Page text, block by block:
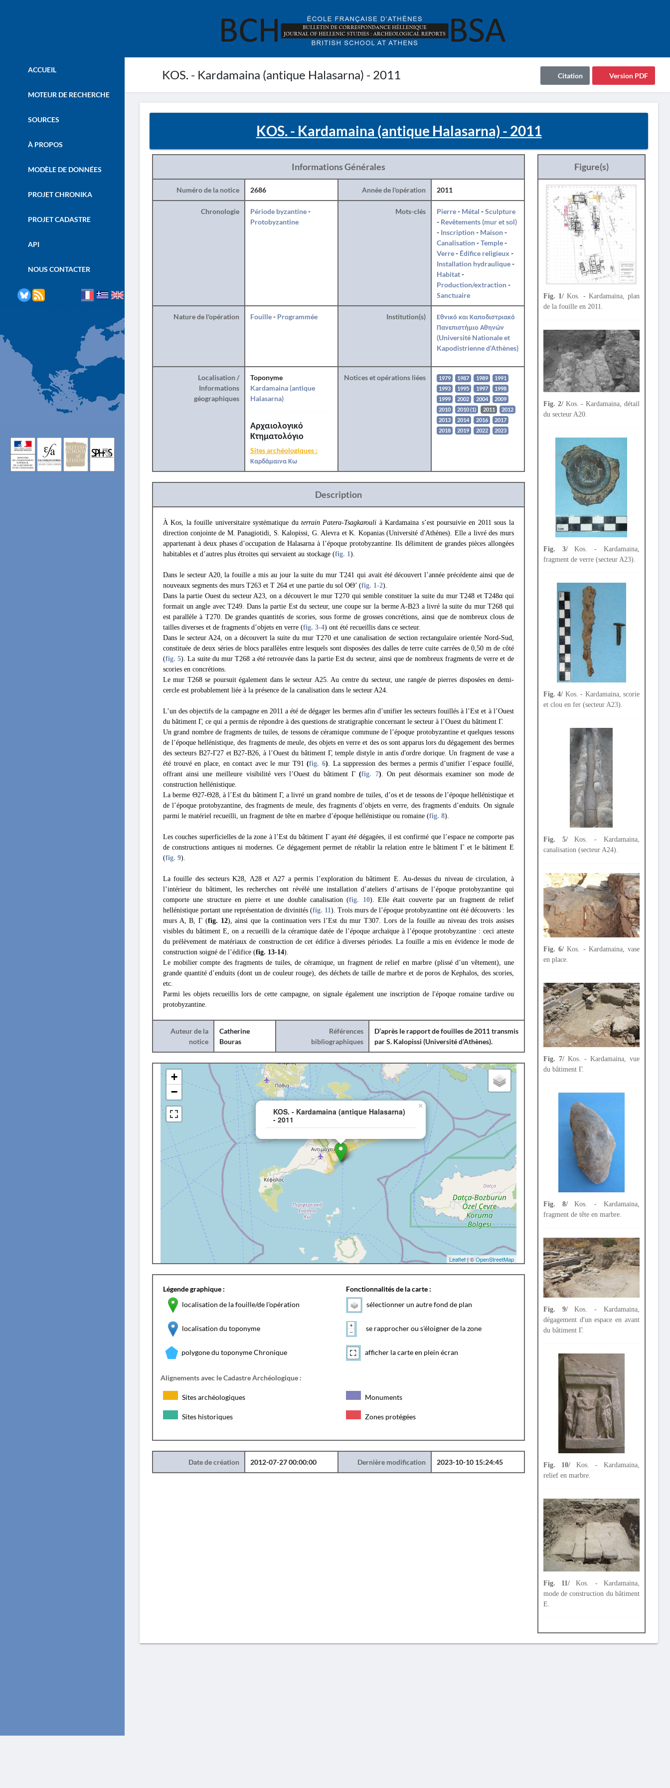
KOS. - Kardamaina (antique Halasarna) - 2011 Version PDF
Citation
ACCUEIL
MOTEUR DE RECHERCHE
SOURCES
À PROPOS
MODÈLE DE DONNÉES
PROJET CHRONIKA
PROJET CADASTRE
API
NOUS CONTACTER
KOS. - Kardamaina (antique Halasarna) - 2011
Informations Générales
Numéro de la notice 2686 Année de l'opération 2011
Chronologie Période byzantine-
Protobyzantine
Mots-clés Pierre- Métal -Sculpture
- Revêtements (mur et sol)
- Inscription- Maison-
Canalisation-Temple-
Verre- Édifice religieux -
Installation hydraulique-
Habitat-
Production/extraction-
Sanctuaire
Nature de l'opération Fouille- Programmée Institution(s)
Εθνικό και Καποδιστριακό
Πανεπιστήμιο Αθηνών
(Université Nationale et
Kapodistrienne d'Athènes)
Localisation /
Informations
géographiques
Toponyme
Kardamaina (antique
Halasarna)
Αρχαιολογικό
Κτηματολόγιο
Sites archéologiques :
Καρδάμαινα Κω
Notices et opérations liées 1979 1987 1989
1991
1993
1995 1997
1998
1999
2002 2004
2009
2010
2010 (1) 2011
2012
2013
2014 2016
2017
2018
2019 2022 2023
Description
À Kos, la fouille universitaire systématique du terrain Patera-Tsagkarouli à Kardamaina s’est poursuivie en 2011 sous la
direction conjointe de M. Panagiotidi, S. Kalopissi, G. Alevra et K. Kopanias (Université d'Athènes). Elle a livré des murs
appartenant à deux phases d’occupation de Halasarna à l’époque protobyzantine. Ils délimitent de grandes pièces allongées
habitables et d’autres plus étroites qui servaient au stockage (fig. 1).
Dans le secteur A20, la fouille a mis au jour la suite du mur T241 qui avait été découvert l’année précédente ainsi que de
nouveaux segments des murs T263 et T 264 et une partie du sol OΘ’ (fig. 1-2).
Dans la partie Ouest du secteur A23, on a découvert le mur T270 qui semble constituer la suite du mur T248 et T248α qui
formait un angle avec T249. Dans la partie Est du secteur, une coupe sur la berme A-B23 a livré la suite du mur T268 qui
est parallèle à T270. De grandes quantités de scories, sous forme de grosses concrétions, ainsi que de nombreux clous de
tailles diverses et de fragments d’objets en verre (fig. 3-4) ont été recueillis dans ce secteur.
Dans le secteur A24, on a découvert la suite du mur T270 et une canalisation de section rectangulaire orientée Nord-Sud,
constituée de deux séries de blocs parallèles entre lesquels sont disposées des dalles de terre cuite carrées de 0,50 m de côté
(fig. 5). La suite du mur T268 a été retrouvée dans la partie Est du secteur, ainsi que de nombreux fragments de verre et de
scories en concrétions.
Le mur T268 se poursuit également dans le secteur A25. Au centre du secteur, une rangée de pierres disposées en demi-
cercle est probablement liée à la présence de la canalisation dans le secteur A24.
L’un des objectifs de la campagne en 2011 a été de dégager les bermes afin d’unifier les secteurs fouillés à l’Est et à l’Ouest
du bâtiment Γ, ce qui a permis de répondre à des questions de stratigraphie concernant le secteur à l’Ouest du bâtiment Γ.
Un grand nombre de fragments de tuiles, de tessons de céramique commune de l’époque protobyzantine et quelques tessons
de l’époque hellénistique, des fragments de meule, des objets en verre et des os sont apparus lors du dégagement des bermes
des secteurs B27-Γ27 et B27-B26, à l’Ouest du bâtiment Γ, temple distyle in antis d'ordre dorique. Un fragment de vase a
été trouvé en place, en contact avec le mur T91(fig. 6). La suppression des bermes a permis d’unifier l’espace fouillé,
offrant ainsi une meilleure visibilité vers l’Ouest du bâtiment Γ(fig. 7). On peut désormais examiner son mode de
construction hellénistique.
La berme Θ27-Θ28, à l’Est du bâtiment Γ, a livré un grand nombre de tuiles, d’os et de tessons de l’époque hellénistique et
de l’époque protobyzantine, des fragments de meule, des fragments d’objets en verre, des fragments d’enduits. On signale
parmi le matériel recueilli, un fragment de tête en marbre d’époque hellénistique ou romaine (fig. 8).
Les couches superficielles de la zone à l’Est du bâtiment Γ ayant été dégagées, il est confirmé que l’espace ne comporte pas
de constructions antiques ni modernes. Ce dégagement permet de rétablir la relation entre le bâtiment Γ et le bâtiment E
(fig. 9).
La fouille des secteurs K28, Λ28 et Λ27 a permis l’exploration du bâtiment E. Au-dessus du niveau de circulation, à
l’intérieur du bâtiment, les recherches ont révélé une installation d’ateliers d’artisans de l’époque protobyzantine qui
comporte une structure en pierre et une double canalisation (fig. 10). Elle était couverte par un fragment de relief
hellénistique portant une représentation de divinités (fig. 11). Trois murs de l’époque protobyzantine ont été découverts : les
murs A, B, Γ (fig. 12), ainsi que la continuation vers l’Est du mur T307. Lors de la fouille au niveau des trois assises
visibles du bâtiment E, on a recueilli de la céramique datée de l’époque archaïque à l’époque protobyzantine : ceci atteste
du prélèvement de matériaux de construction de cet édifice à diverses périodes. La fouille a mis en évidence le mode de
construction soigné de l’édifice (fig. 13-14).
Le mobilier compte des fragments de tuiles, de céramique, un fragment de relief en marbre (plissé d’un vêtement), une
grande quantité d’enduits (dont un de couleur rouge), des déchets de taille de marbre et de poros de Kephalos, des scories,
etc.
Parmi les objets recueillis lors de cette campagne, on signale également une inscription de l'époque romaine tardive ou
protobyzantine.
Auteur de la
notice
Catherine
Bouras
Références
bibliographiques
D’après le rapport de fouilles de 2011 transmis
par S. Kalopissi (Université d’Athènes).
KOS. - Kardamaina (antique Halasarna)
- 2011
×
+
−
Leaflet| ©OpenStreetMap
Légende graphique :
localisation de la fouille/de l'opération
localisation du toponyme
polygone du toponyme Chronique
Fonctionnalités de la carte :
sélectionner un autre fond de plan
se rapprocher ou s'éloigner de la zone
afficher la carte en plein écran
Alignements avec le Cadastre Archéologique :
Sites archéologiques Monuments
Sites historiques Zones protégées
Date de création 2012-07-27 00:00:00 Dernière modification 2023-10-10 15:24:45
Figure(s)
Fig. 1/Kos. - Kardamaina, plan
de la fouille en 2011.
Fig. 2/Kos. - Kardamaina, détail
du secteur A20.
Fig. 3/Kos. - Kardamaina,
fragment de verre (secteur A23).
Fig. 4/ Kos. - Kardamaina, scorie
et clou en fer (secteur A23).
Fig. 5/Kos. - Kardamaina,
canalisation (secteur A24).
Fig. 6/Kos. - Kardamaina, vase
en place.
Fig. 7/Kos. - Kardamaina, vue
du bâtiment Γ.
Fig. 8/Kos. - Kardamaina,
fragment de tête en marbre.
Fig. 9/Kos. - Kardamaina,
dégagement d'un espace en avant
du bâtiment Γ.
Fig. 10/Kos. - Kardamaina,
relief en marbre.
Fig. 11/ Kos. - Kardamaina,
mode de construction du bâtiment
E.